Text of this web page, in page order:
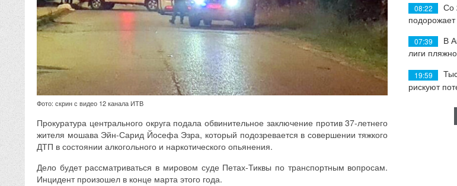
Фото: скрин с видео 12 канала ИТВ
Прокуратура центрального округа подала обвинительное заключение против 37-летнего
жителя мошава Эйн-Сарид Йосефа Эзра, который подозревается в совершении тяжкого
ДТП в состоянии алкогольного и наркотического опьянения.
Дело будет рассматриваться в мировом суде Петах-Тиквы по транспортным вопросам.
Инцидент произошел в конце марта этого года.
08:22
Со
07:39
В
лиги
19:59
рискуют